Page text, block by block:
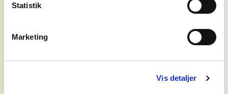
Statistik
Marketing
Vis detaljer
Touren markerer en ny milepæl for Mona
Moroni, der de seneste år har oplevet en
imponerende udvikling. De har spillet
Vesterland samt udsolgte koncerter på